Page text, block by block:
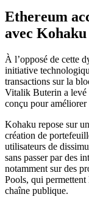
Ethereum
avec Kohaku
À l’opposé de cette
initiative
transactions sur la
Vitalik Buterin a levé
conçu pour améliorer
Kohaku repose sur
création de
utilisateurs de
sans passer par des
notamment sur des
Pools, qui permettent
chaîne publique.